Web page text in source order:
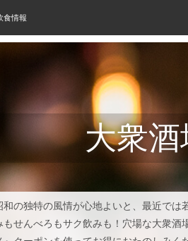
食情報
大衆酒
和の独特の風情が心地よいと、最近では
もせんべろもサク飲みも！穴場な大衆酒